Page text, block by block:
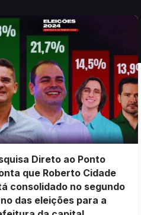
Direto ao Ponto
que Roberto Cidade
consolidado no segundo
das eleições para a